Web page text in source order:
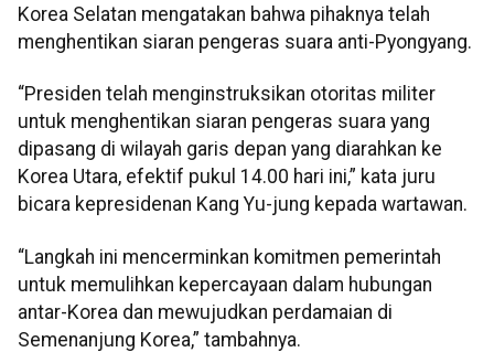
Korea Selatan mengatakan bahwa pihaknya telah
menghentikan siaran pengeras suara anti-Pyongyang.
“Presiden telah menginstruksikan otoritas militer
untuk menghentikan siaran pengeras suara yang
dipasang di wilayah garis depan yang diarahkan ke
Korea Utara, efektif pukul 14.00 hari ini,” kata juru
bicara kepresidenan Kang Yu-jung kepada wartawan.
“Langkah ini mencerminkan komitmen pemerintah
untuk memulihkan kepercayaan dalam hubungan
antar-Korea dan mewujudkan perdamaian di
Semenanjung Korea,” tambahnya.